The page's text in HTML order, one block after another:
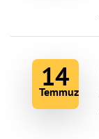
14
Temmuz